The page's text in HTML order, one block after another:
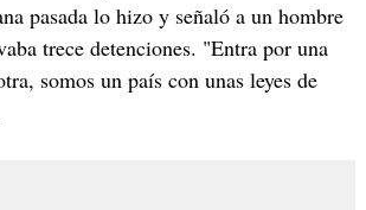
pasada lo hizo y señaló a un hombre
trece detenciones. "Entra por una
somos un país con unas leyes de